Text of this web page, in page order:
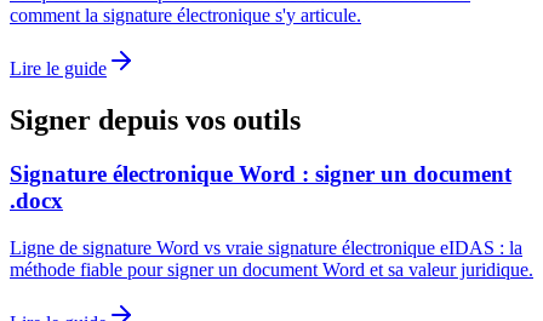
comment la signature électronique s'y articule.
Lire le guide
Signer depuis vos outils
Signature électronique Word : signer un document
.docx
Ligne de signature Word vs vraie signature électronique eIDAS : la
méthode fiable pour signer un document Word et sa valeur juridique.